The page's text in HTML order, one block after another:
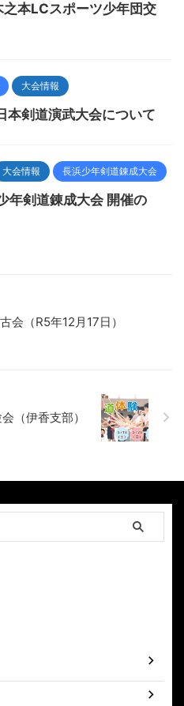
本LCスポーツ少年団交
大会情報
本剣道演武大会について
大会情報 長浜少年剣道錬成大会
年剣道錬成大会 開催の
会（R5年12月17日）
（伊香支部）